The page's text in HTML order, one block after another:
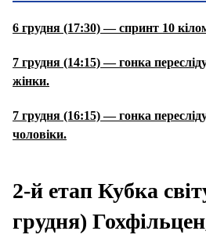
6 грудня (17:30) — спринт 10
7 грудня (14:15) — гонка
жінки.
7 грудня (16:15) — гонка
чоловіки.
2-й етап Кубка
грудня)